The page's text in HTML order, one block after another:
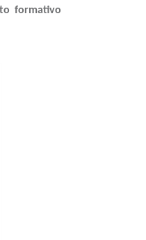
formativo